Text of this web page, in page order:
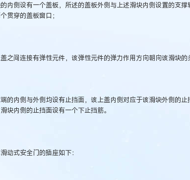
2026.02.10
内侧设有一个盖板，所述的盖板外侧与上述滑块内侧设置的支
贯穿的盖板窗口；
之间连接有弹性元件，该弹性元件的弹力作用方向朝向该滑块的
的内侧与外侧均设有止挡面，该上盖内侧对应于该滑块外侧的
块内侧的止挡面设有一个下止挡筋。
动式安全门的插座如下：